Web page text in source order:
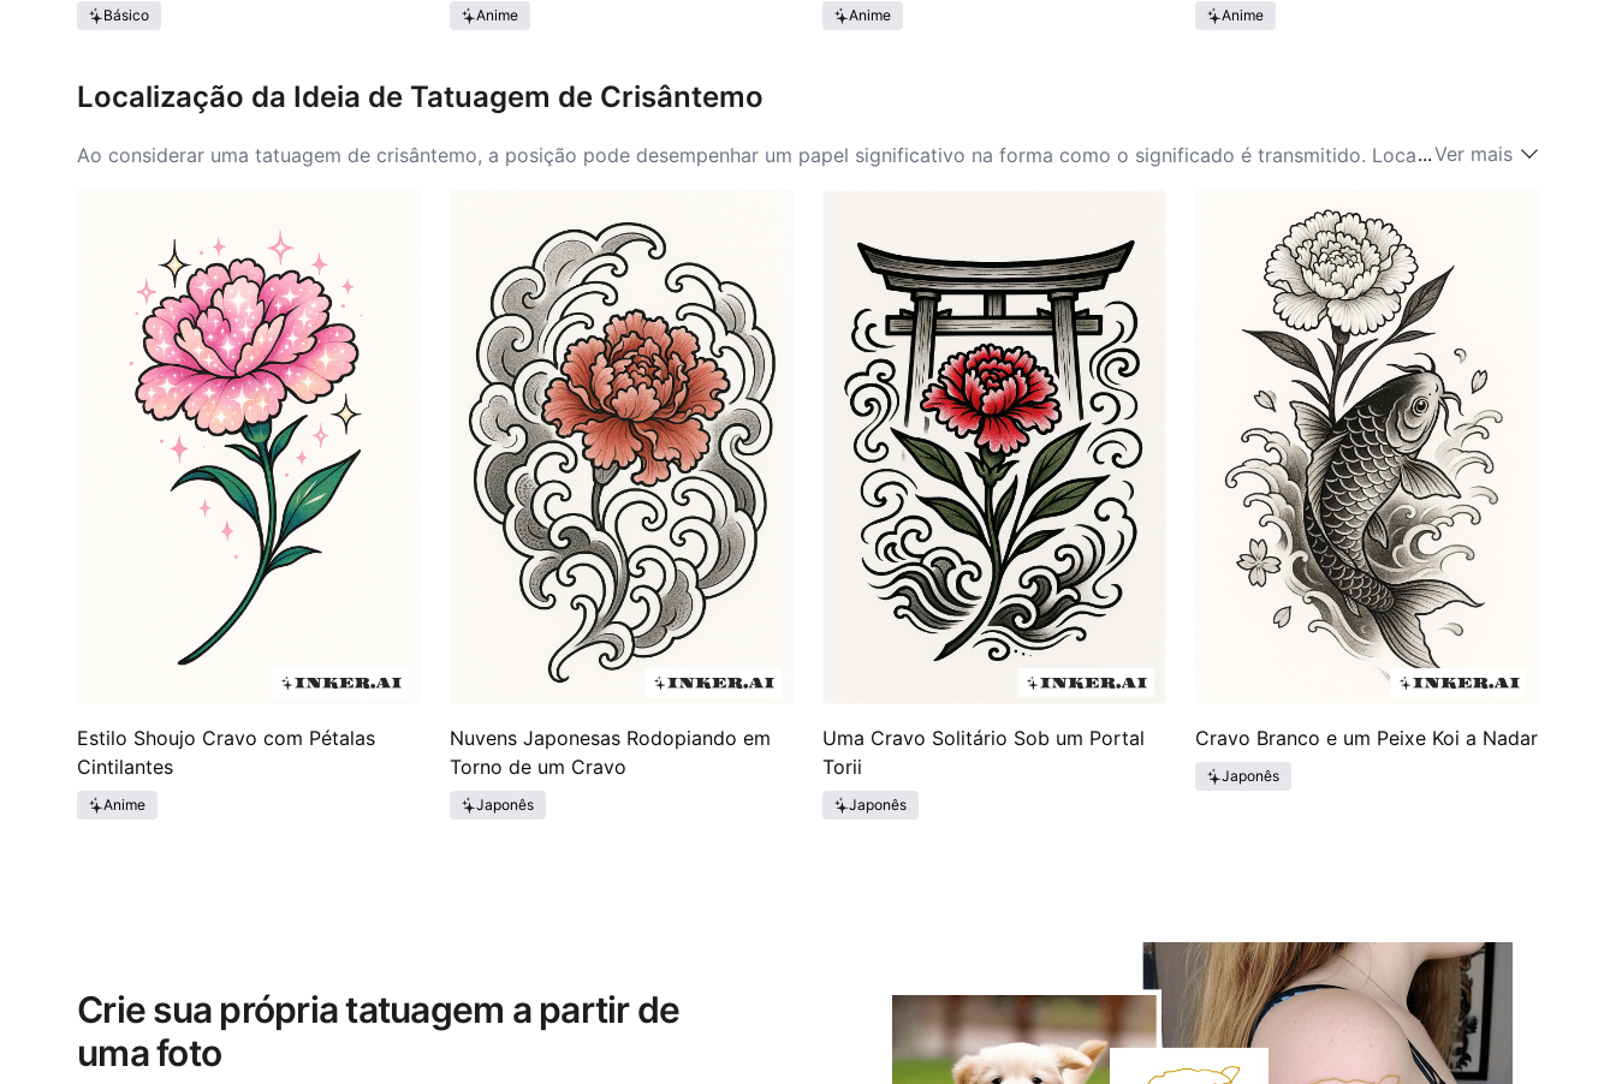
Básico Anime Anime Anime
Localização da Ideia de Tatuagem de Crisântemo
Ao considerar uma tatuagem de crisântemo, a posição pode desempenhar um papel significativo na forma como o significado é transmitido. Locais ideais para
antebraço permitem visibilidade e reflexão pessoal, perfeito para aqueles que desejam expressar abertamente sua admiração e amor. Alternativamente, peças
maiores podem ser colocadas nas costas ou nas coxas, permitindo uma representação mais ampla da flor, encapsulando todo o simbolismo do crisântemo. A
escolha do local depende, em última análise, da preferência de cada indivíduo, proporcionando uma oportunidade de expressar sua relação única com o
significado do crisântemo.
...Ver mais
Estilo Shoujo Cravo com Pétalas
Cintilantes
Anime
Nuvens Japonesas Rodopiando em
Torno de um Cravo
Japonês
Uma Cravo Solitário Sob um Portal
Torii
Japonês
Cravo Branco e um Peixe Koi a Nadar
Japonês
Crie sua própria tatuagem a partir de
uma foto